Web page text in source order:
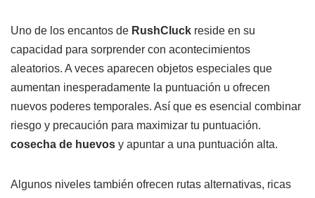
Uno de los encantos de RushCluck reside en su
capacidad para sorprender con acontecimientos
aleatorios. A veces aparecen objetos especiales que
aumentan inesperadamente la puntuación u ofrecen
nuevos poderes temporales. Así que es esencial combinar
riesgo y precaución para maximizar tu puntuación.
cosecha de huevos y apuntar a una puntuación alta.
Algunos niveles también ofrecen rutas alternativas, ricas